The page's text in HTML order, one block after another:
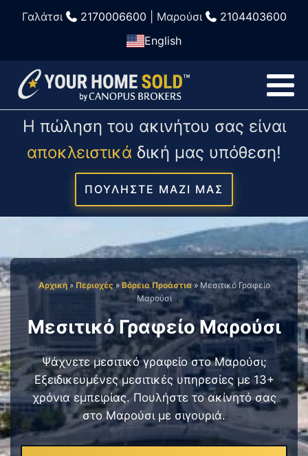
Γαλάτσι 2170006600 | Μαρούσι
2104403600
English
Η πώληση του ακινήτου σας είναι
αποκλειστικά δική μας υπόθεση!
ΠΟΥΛΗΣΤΕ ΜΑΖΙ ΜΑΣ
Αρχική» Περιοχές» Βόρεια Προάστια» Μεσιτικό Γραφείο
Μαρούσι
Μεσιτικό Γραφείο Μαρούσι
Ψάχνετε μεσιτικό γραφείο στο Μαρούσι;
Εξειδικευμένες μεσιτικές υπηρεσίες με 13+
χρόνια εμπειρίας. Πουλήστε το ακίνητό σας
στο Μαρούσι με σιγουριά.